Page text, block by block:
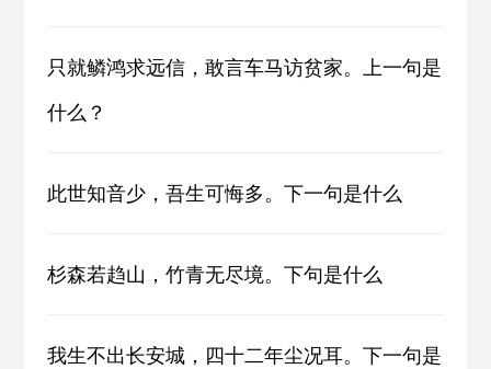
只就鳞鸿求远信，敢言车马访贫家。上一句是
什么？
此世知音少，吾生可悔多。下一句是什么
杉森若趋山，竹青无尽境。下句是什么
我生不出长安城，四十二年尘况耳。下一句是